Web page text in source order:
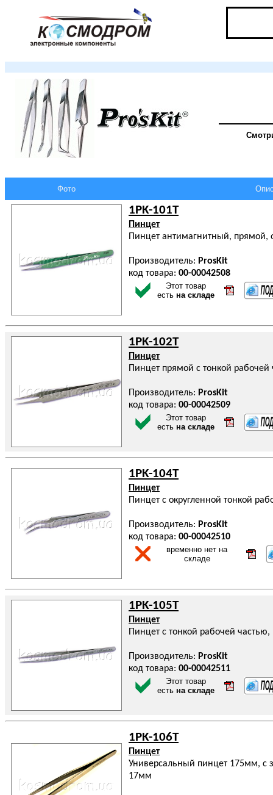
Фото
1PK-101T
Пинцет
Пинцет антимагнитный, прямой,
Производитель: ProsKit
код товара: 00-00042508
Этот товар
есть на складе
1PK-102T
Пинцет
Пинцет прямой с тонкой
Производитель: ProsKit
код товара: 00-00042509
Этот товар
есть на складе
1PK-104T
Пинцет
Пинцет с округленной тонкой
Производитель: ProsKit
код товара: 00-00042510
временно нет на
складе
1PK-105T
Пинцет
Пинцет с тонкой рабочей
Производитель: ProsKit
код товара: 00-00042511
Этот товар
есть на складе
1PK-106T
Пинцет
Универсальный пинцет 175мм, с
17мм